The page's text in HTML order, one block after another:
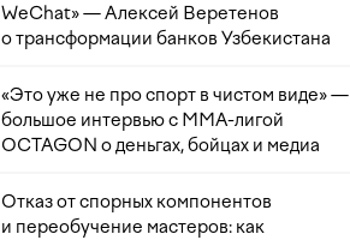
WeChat» — Алексей Веретенов
о трансформации банков Узбекистана
«Это уже не про спорт в чистом виде» —
большое интервью с ММА-лигой
OCTAGON о деньгах, бойцах и медиа
Отказ от спорных компонентов
и переобучение мастеров: как